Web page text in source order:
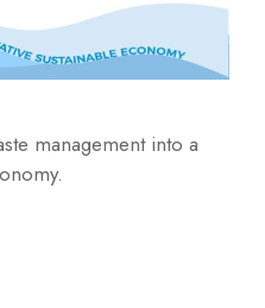
management into a